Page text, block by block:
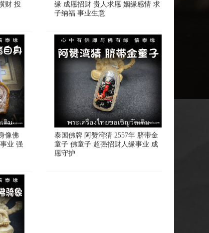
财 投
缘 成愿招财 贵人求愿 姻缘感情 求
子纳福 事业生意
像佛
业 强
泰国佛牌 阿赞湾猜 2557年 脐带金
童子 佛童子 超强招财人缘事业 成
愿守护